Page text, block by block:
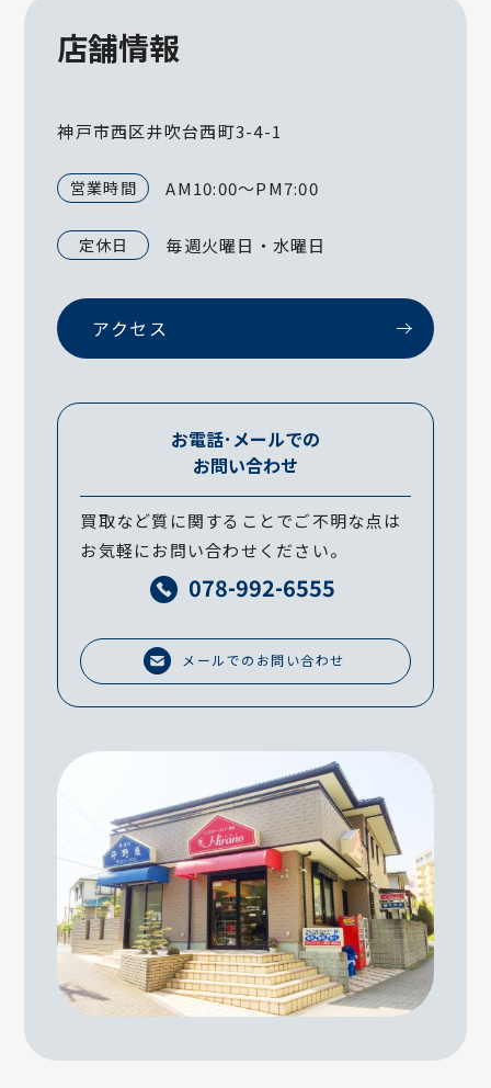
店舗情報
神戸市西区井吹台西町3-4-1
営業時間 AM10:00～PM7:00
定休日 毎週火曜日・水曜日
アクセス
お電話･メールでの
お問い合わせ
買取など質に関することでご不明な点は
お気軽にお問い合わせください。
078-992-6555
メールでのお問い合わせ